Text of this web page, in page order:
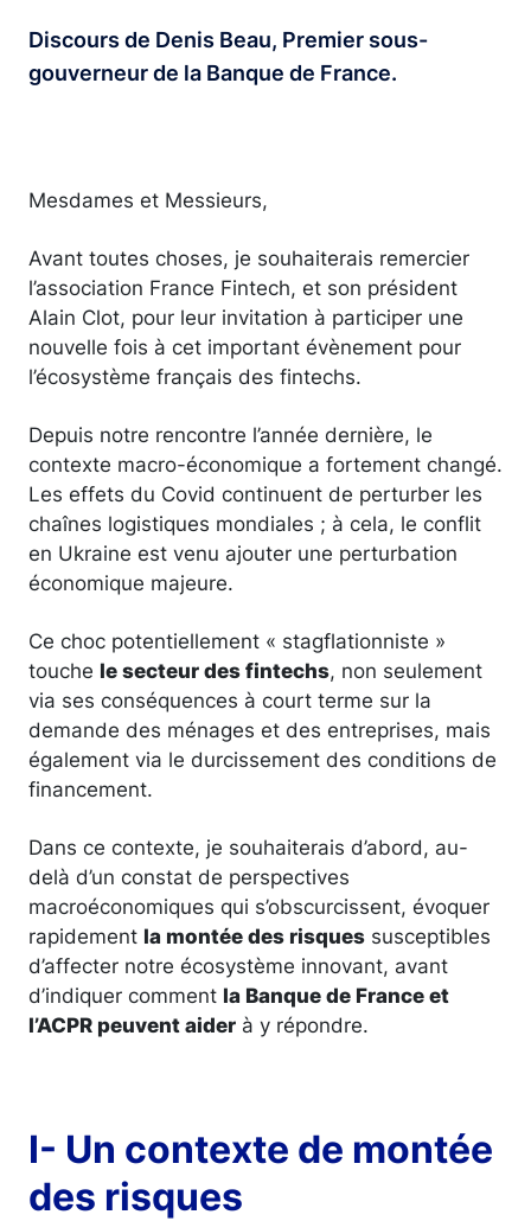
Discours de Denis Beau, Premier sous-
gouverneur de la Banque de France.
Mesdames et Messieurs,
Avant toutes choses, je souhaiterais remercier
l’association France Fintech, et son président
Alain Clot, pour leur invitation à participer une
nouvelle fois à cet important évènement pour
l’écosystème français des fintechs.
Depuis notre rencontre l’année dernière, le
contexte macro-économique a fortement changé.
Les effets du Covid continuent de perturber les
chaînes logistiques mondiales ; à cela, le conflit
en Ukraine est venu ajouter une perturbation
économique majeure.
Ce choc potentiellement « stagflationniste »
touche le secteur des fintechs, non seulement
via ses conséquences à court terme sur la
demande des ménages et des entreprises, mais
également via le durcissement des conditions de
financement.
Dans ce contexte, je souhaiterais d’abord, au-
delà d’un constat de perspectives
macroéconomiques qui s’obscurcissent, évoquer
rapidement la montée des risques susceptibles
d’affecter notre écosystème innovant, avant
d’indiquer comment la Banque de France et
l’ACPR peuvent aider à y répondre.
I- Un contexte de montée
des risques